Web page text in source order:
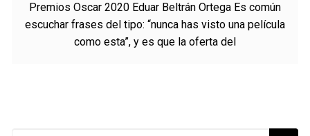
Premios Oscar 2020 Eduar Beltrán Ortega Es común
escuchar frases del tipo: “nunca has visto una película
como esta”, y es que la oferta del